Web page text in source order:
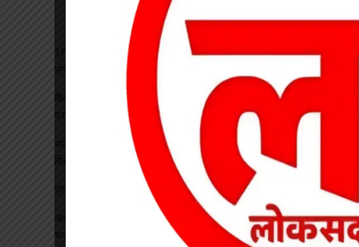
17 अगस्त की हड़ताल से पहले चेयरमैन ने बुलाई बैठक, बिजली कर्मियों की
मांगों पर बनी सहमति
विकसित भारत रोजगार मिशन पर खारंग में एकदिवसीय प्रशिक्षण, जनपद
प्रतिनिधियों ने सीखी योजनाओं के प्रभावी क्रियान्वयन की बारीकियां
साइबर सुरक्षा एवं छात्र कानून जागरूकता कार्यक्रम आयोजित, प्रतिभावान
विद्यार्थियों का हुआ सम्मान
प्रधान पाठक पर हमला, स्कूल का चपरासी गिरफ्तार
अधीक्षिका को हटाने की मांग पर छात्राओं का फूटा गुस्सा, NH-130 पर
चक्काजाम से घंटों थमा यातायात